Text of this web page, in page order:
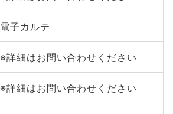
電子カルテ
※詳細はお問い合わせください
※詳細はお問い合わせください